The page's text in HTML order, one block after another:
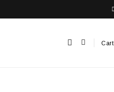
Cart